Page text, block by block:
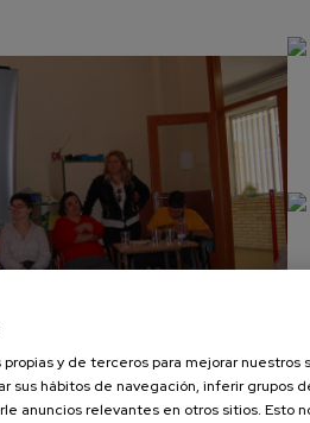
Ikastola Landaberri 2
y de terceros para mejorar nuestros
sus hábitos de navegación, inferir grupos
anuncios relevantes en otros sitios. Esto